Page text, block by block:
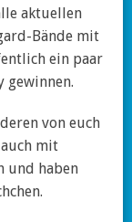
aktuellen
Bände mit
ein paar
gewinnen.
von euch
mit
und haben